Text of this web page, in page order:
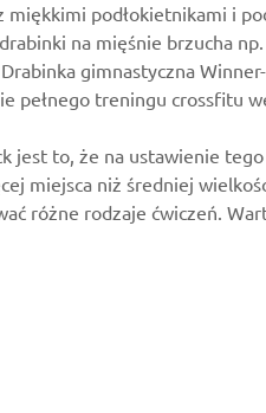
podłokietnikami i
na mięśnie brzucha
gimnastyczna
treningu crossfitu
jest to, że na ustawienie
miejsca niż średniej
różne rodzaje ćwiczeń.